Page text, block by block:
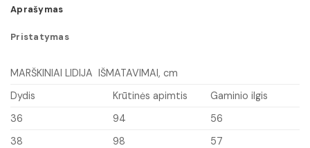
Aprašymas
Pristatymas
MARŠKINIAI LIDIJA IŠMATAVIMAI, cm
Dydis
Krūtinės apimtis
Gaminio ilgis
36
94
56
38
98
57